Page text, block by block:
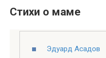
Стихи о маме
Эдуард Асадов